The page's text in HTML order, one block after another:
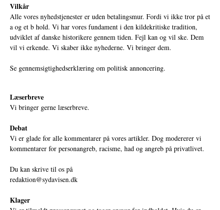
Vilkår
Alle vores nyhedstjenester er uden betalingsmur. Fordi vi ikke tror på et
a og et b hold. Vi har vores fundament i den kildekritiske tradition,
udviklet af danske historikere gennem tiden. Fejl kan og vil ske. Dem
vil vi erkende. Vi skaber ikke nyhederne. Vi bringer dem.
Se gennemsigtighedserklæring om politisk annoncering.
Læserbreve
Vi bringer gerne læserbreve.
Debat
Vi er glade for alle kommentarer på vores artikler. Dog modererer vi
kommentarer for personangreb, racisme, had og angreb på privatlivet.
Du kan skrive til os på
redaktion@sydavisen.dk
Klager